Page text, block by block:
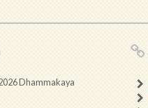
Dhammakaya